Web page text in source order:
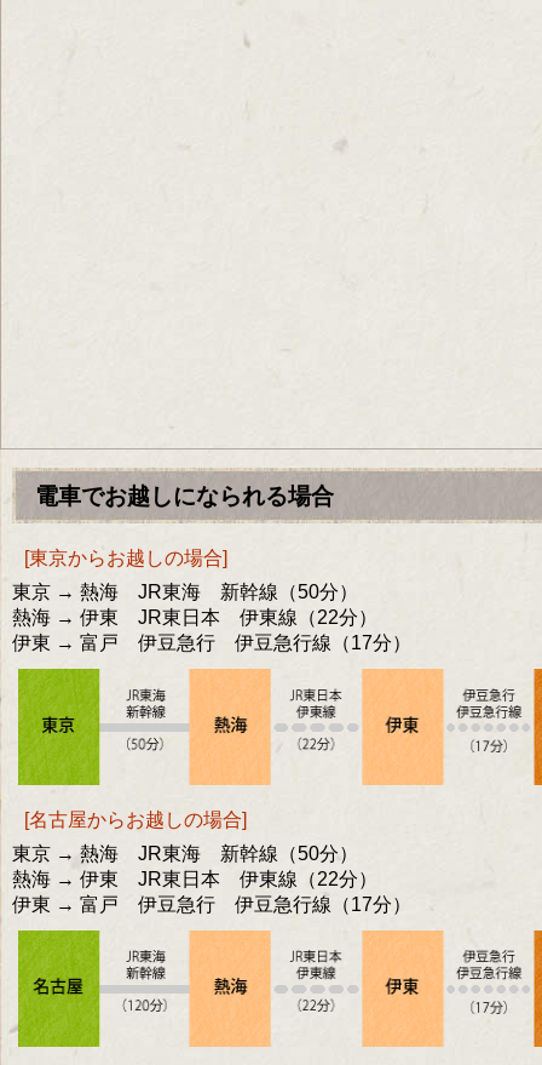
電車でお越しになられる場合
[東京からお越しの場合]
東京 → 熱海 JR東海 新幹線（50分）
熱海 → 伊東 JR東日本 伊東線（22分）
伊東 → 富戸 伊豆急行 伊豆急行線（17分）
[名古屋からお越しの場合]
東京 → 熱海 JR東海 新幹線（50分）
熱海 → 伊東 JR東日本 伊東線（22分）
伊東 → 富戸 伊豆急行 伊豆急行線（17分）